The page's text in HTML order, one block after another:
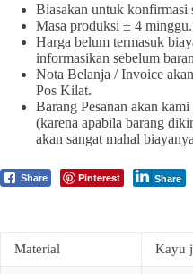
Biasakan untuk konfirmasi
Masa produksi ± 4 minggu.
Harga belum termasuk
informasikan sebelum
Nota Belanja / Invoice
Pos Kilat.
Barang Pesanan akan
(karena apabila barang
akan sangat mahal
Share Pinterest Share
Material Kayu